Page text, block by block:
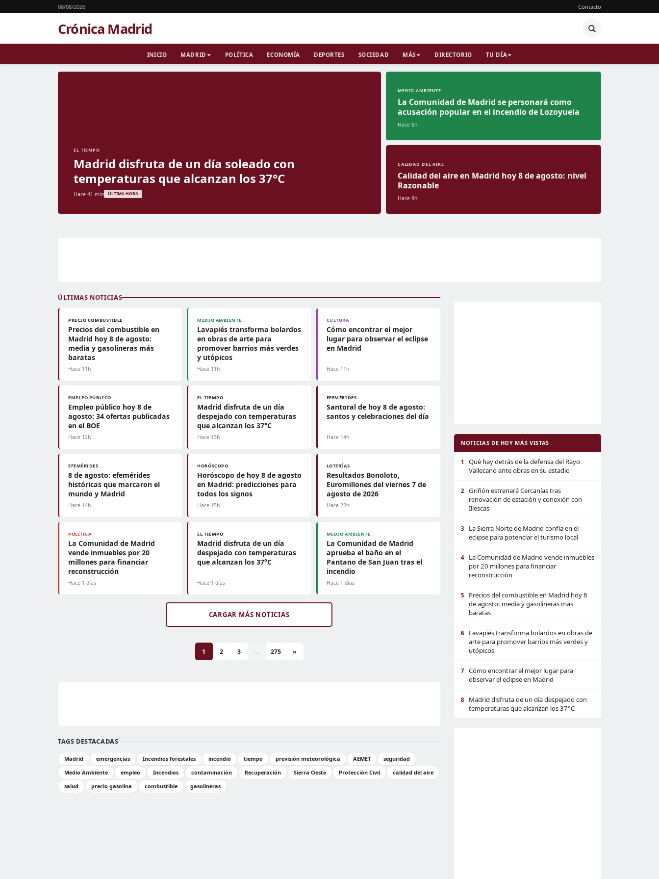
08/08/2026 Contacto
Crónica Madrid
INICIO MADRID POLÍTICA ECONOMÍA DEPORTES SOCIEDAD MÁS DIRECTORIO TU DÍA
EL TIEMPO
Madrid disfruta de un día soleado con
temperaturas que alcanzan los 37°C
Hace 41 min ÚLTIMA HORA
MEDIO AMBIENTE
La Comunidad de Madrid se personará como
acusación popular en el incendio de Lozoyuela
Hace 6h
CALIDAD DEL AIRE
Calidad del aire en Madrid hoy 8 de agosto: nivel
Razonable
Hace 9h
ÚLTIMAS NOTICIAS
PRECIO COMBUSTIBLE
Precios del combustible en
Madrid hoy 8 de agosto:
media y gasolineras más
baratas
Hace 11h
MEDIO AMBIENTE
Lavapiés transforma bolardos
en obras de arte para
promover barrios más verdes
y utópicos
Hace 11h
CULTURA
Cómo encontrar el mejor
lugar para observar el eclipse
en Madrid
Hace 11h
EMPLEO PÚBLICO
Empleo público hoy 8 de
agosto: 34 ofertas publicadas
en el BOE
Hace 12h
EL TIEMPO
Madrid disfruta de un día
despejado con temperaturas
que alcanzan los 37°C
Hace 13h
EFEMÉRIDES
Santoral de hoy 8 de agosto:
santos y celebraciones del día
Hace 14h
EFEMÉRIDES
8 de agosto: efemérides
históricas que marcaron el
mundo y Madrid
Hace 14h
HORÓSCOPO
Horóscopo de hoy 8 de agosto
en Madrid: predicciones para
todos los signos
Hace 15h
LOTERÍAS
Resultados Bonoloto,
Euromillones del viernes 7 de
agosto de 2026
Hace 22h
POLÍTICA
La Comunidad de Madrid
vende inmuebles por 20
millones para financiar
reconstrucción
Hace 1 días
EL TIEMPO
Madrid disfruta de un día
despejado con temperaturas
que alcanzan los 37°C
Hace 1 días
MEDIO AMBIENTE
La Comunidad de Madrid
aprueba el baño en el
Pantano de San Juan tras el
incendio
Hace 1 días
CARGAR MÁS NOTICIAS
1 2 3 ... 275 »
TAGS DESTACADAS
Madrid emergencias Incendios forestales incendio tiempo previsión meteorológica AEMET
seguridad
Medio Ambiente
empleo Incendios contaminación Recuperación Sierra Oeste Protección Civil
calidad del aire
salud
precio gasolina combustible gasolineras
NOTICIAS DE HOY MÁS VISTAS
1
Qué hay detrás de la defensa del Rayo
Vallecano ante obras en su estadio
2
Griñón estrenará Cercanías tras
renovación de estación y conexión con
Illescas
3
La Sierra Norte de Madrid confía en el
eclipse para potenciar el turismo local
4
La Comunidad de Madrid vende inmuebles
por 20 millones para financiar
reconstrucción
5
Precios del combustible en Madrid hoy 8
de agosto: media y gasolineras más
baratas
6
Lavapiés transforma bolardos en obras de
arte para promover barrios más verdes y
utópicos
7
Cómo encontrar el mejor lugar para
observar el eclipse en Madrid
8
Madrid disfruta de un día despejado con
temperaturas que alcanzan los 37°C